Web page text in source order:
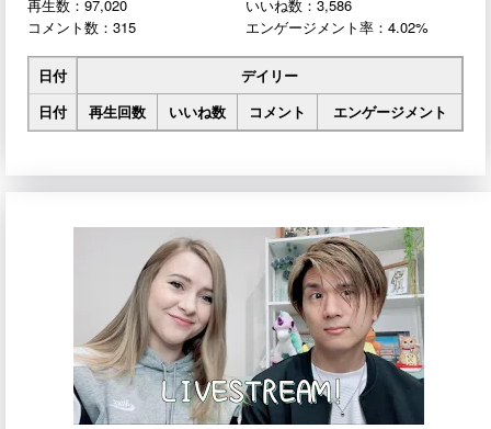
再生数：97,020
いいね数：3,586
コメント数：315
エンゲージメント率：4.02%
日付
デイリー
日付
再生回数 いいね数 コメント エンゲージメント